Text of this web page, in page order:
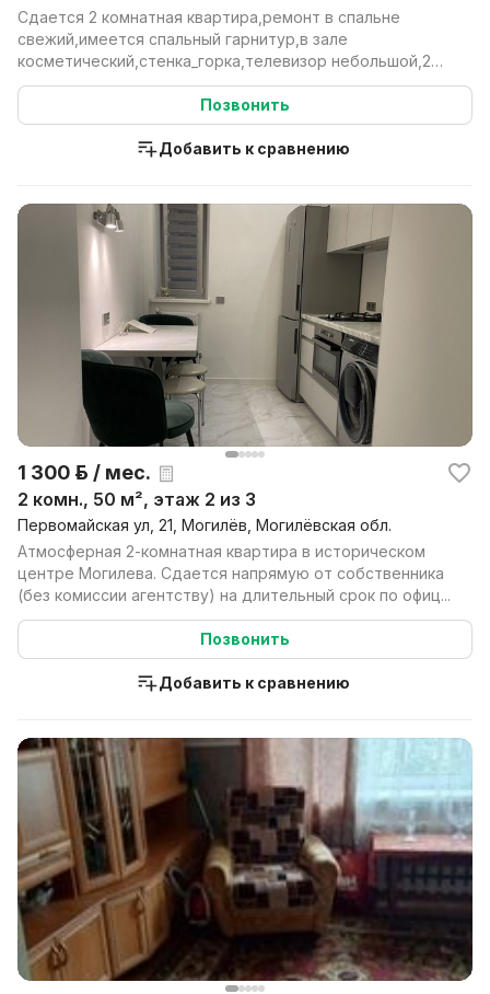
Сдается 2 комнатная квартира,ремонт в спальне
свежий,имеется спальный гарнитур,в зале
косметический,стенка_горка,телевизор небольшой,2
дивана,кресло,в...
Позвонить
Добавить к сравнению
1 300 р. / мес.
2 комн., 50 м², этаж 2 из 3
Первомайская ул, 21, Могилёв, Могилёвская обл.
Атмосферная 2-комнатная квартира в историческом
центре Могилева. Сдается напрямую от собственника
(без комиссии агентству) на длительный срок по офиц...
Позвонить
Добавить к сравнению